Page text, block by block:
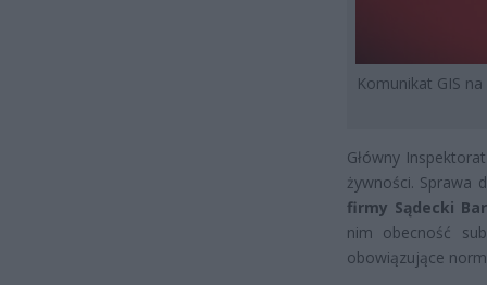
Komunikat GIS
Główny
żywności. Sprawa
firmy Sądecki
nim obecność
obowiązujące